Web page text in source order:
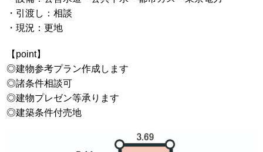
・引渡し：相談
・現況：更地
【point】
◎建物参考プラン作成します
◎諸条件相談可
◎建物プレゼン等承ります
◎建築条件付売地